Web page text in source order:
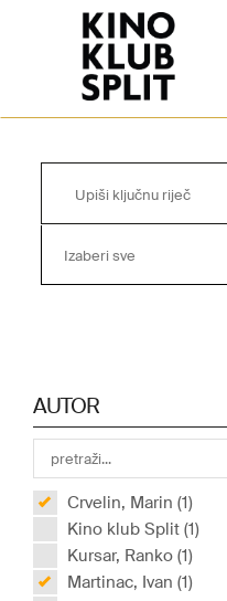
Izaberi sve
AUTOR
Crvelin, Marin (1)
Kino klub Split (1)
Kursar, Ranko (1)
Martinac, Ivan (1)